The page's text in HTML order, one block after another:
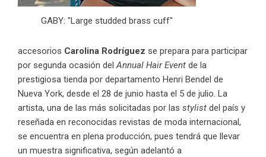
GABY: "Large studded brass cuff"
accesorios Carolina Rodríguez se prepara para participar
por segunda ocasión delAnnual Hair Event de la
prestigiosa tienda por departamento Henri Bendel de
Nueva York, desde el 28 de junio hasta el 5 de julio. La
artista, una de las más solicitadas por las stylist del país y
reseñada en reconocidas revistas de moda internacional,
se encuentra en plena producción, pues tendrá que llevar
un muestra significativa, según adelantó a